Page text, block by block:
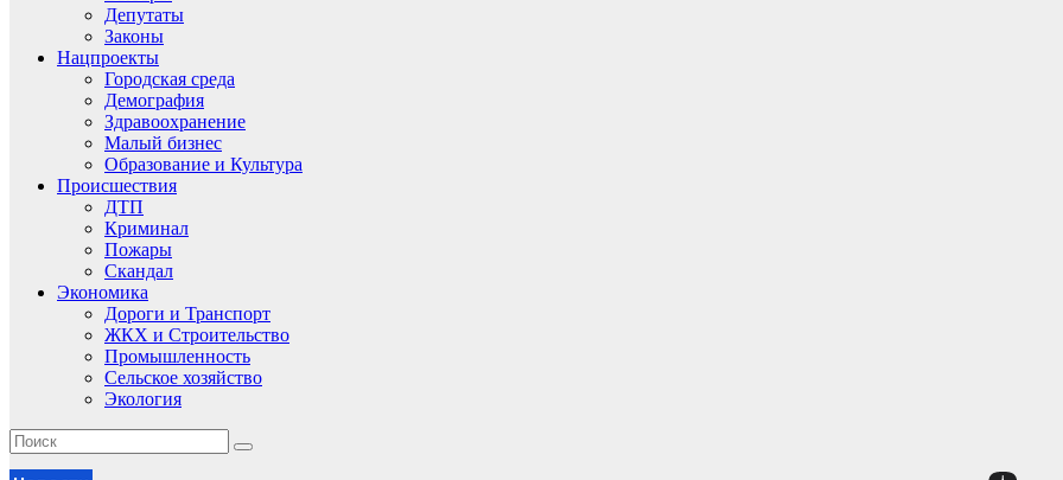
Депутаты
Законы
Нацпроекты
Городская среда
Демография
Здравоохранение
Малый бизнес
Образование и Культура
Происшествия
ДТП
Криминал
Пожары
Скандал
Экономика
Дороги и Транспорт
ЖКХ и Строительство
Промышленность
Сельское хозяйство
Экология